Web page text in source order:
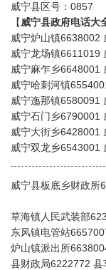
威宁县区号：0857
【威宁县政府电话大
威宁炉山镇6638002
威宁龙场镇6611019
威宁麻乍乡6648001
威宁哈刺河镇
威宁迤那镇6580091
威宁石门乡6790001
威宁大街乡6428001
威宁双龙乡6543001
威宁县板底乡财政所
草海镇人民武装部
东风镇电管站
炉山镇派出所
县财政局6222772